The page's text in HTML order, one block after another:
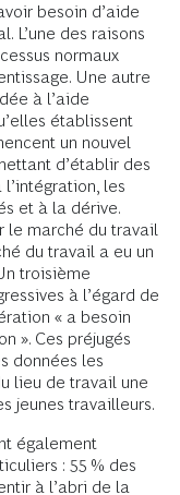
besoin d’aide
L’une des raisons
normaux
Une autre
à l’aide
établissent
un nouvel
d’établir des
les
et à la dérive.
le marché du travail
du travail a eu un
troisième
à l’égard de
« a besoin
». Ces préjugés
données les
lieu de travail une
jeunes travailleurs.
également
: 55 % des
à l’abri de la